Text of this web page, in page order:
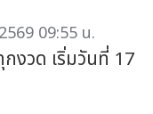
09:55 น.
งวด เริ่มวันที่ 17